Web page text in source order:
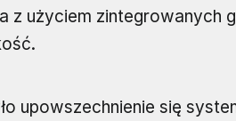
z użyciem zintegrowanych
upowszechnienie się